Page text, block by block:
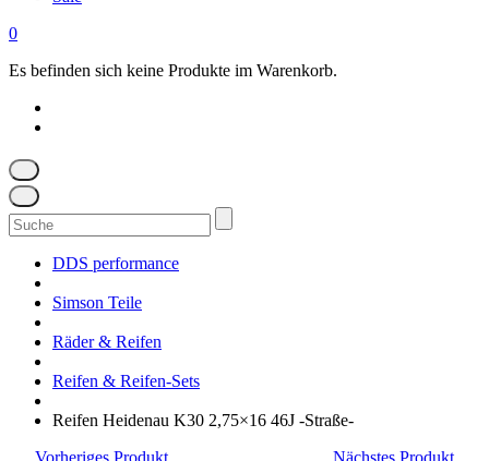
0
Es befinden sich keine Produkte im Warenkorb.
Suchen
nach:
DDS performance
Simson Teile
Räder & Reifen
Reifen & Reifen-Sets
Reifen Heidenau K30 2,75×16 46J -Straße-
Vorheriges Produkt
Nächstes Produkt